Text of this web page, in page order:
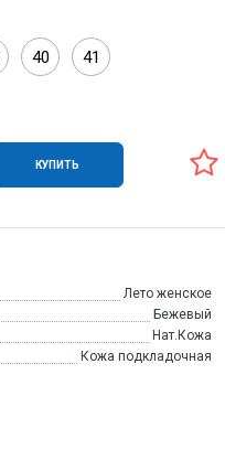
40 41
КУПИТЬ
Лето женское
Бежевый
Нат.Кожа
Кожа подкладочная